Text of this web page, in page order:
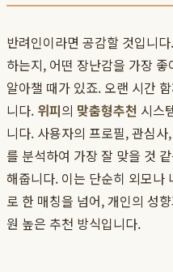
반려인이라면 공감할 것입니
하는지, 어떤 장난감을 가장
알아챌 때가 있죠. 오랜 시간
니다. 위피의 맞춤형추천 시스
니다. 사용자의 프로필, 관심
를 분석하여 가장 잘 맞을 것
해줍니다. 이는 단순히 외모나
로 한 매칭을 넘어, 개인의 성
원 높은 추천 방식입니다.